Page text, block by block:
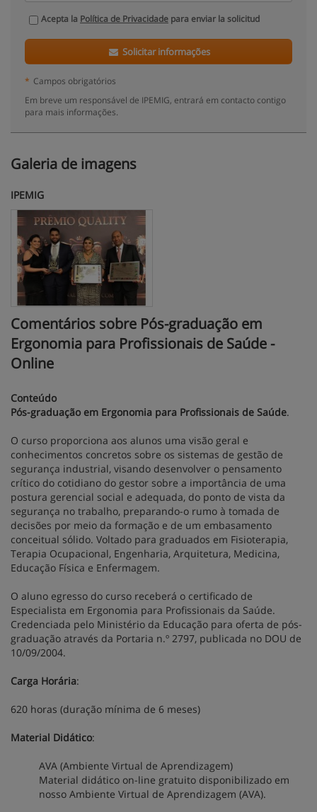
Acepta la Política de Privacidade para enviar la solicitud
Solicitar informações
* Campos obrigatórios
Em breve um responsável de IPEMIG, entrará em contacto contigo
para mais informações.
Galeria de imagens
IPEMIG
Comentários sobre Pós-graduação em
Ergonomia para Profissionais de Saúde -
Online
Conteúdo
Pós-graduação em Ergonomia para Profissionais de Saúde.
O curso proporciona aos alunos uma visão geral e
conhecimentos concretos sobre os sistemas de gestão de
segurança industrial, visando desenvolver o pensamento
crítico do cotidiano do gestor sobre a importância de uma
postura gerencial social e adequada, do ponto de vista da
segurança no trabalho, preparando-o rumo à tomada de
decisões por meio da formação e de um embasamento
conceitual sólido. Voltado para graduados em Fisioterapia,
Terapia Ocupacional, Engenharia, Arquitetura, Medicina,
Educação Física e Enfermagem.
O aluno egresso do curso receberá o certificado de
Especialista em Ergonomia para Profissionais da Saúde.
Credenciada pelo Ministério da Educação para oferta de pós-
graduação através da Portaria n.º 2797, publicada no DOU de
10/09/2004.
Carga Horária:
620 horas (duração mínima de 6 meses)
Material Didático:
AVA (Ambiente Virtual de Aprendizagem)
Material didático on-line gratuito disponibilizado em
nosso Ambiente Virtual de Aprendizagem (AVA).